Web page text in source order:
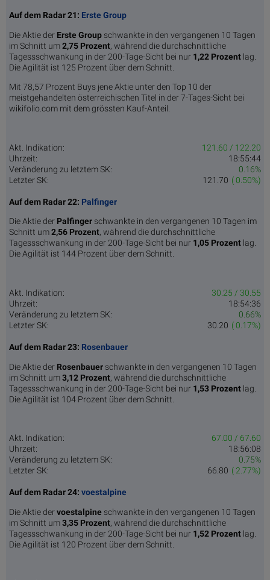
Auf dem Radar 21: Erste Group
Die Aktie der Erste Group schwankte in den vergangenen 10 Tagen
im Schnitt um2,75 Pro­zent, während die durchschnittliche
Tagessschwankung in der 200-Tage-Sicht bei nur 1,22 Prozent lag.
Die Agilität ist 125 Prozent über dem Schnitt.
Mit 78,57 Prozent Buys jene Aktie unter den Top 10 der
meistgehandelten österreichischen Titel in der 7-Tages-Sicht bei
wikifolio.com mit dem grössten Kauf-Anteil.
Akt. Indikation:
121.60 / 122.20
Uhrzeit:
18:55:44
Veränderung zu letztem SK:
0.16%
Letzter SK:
( 0.50%)
121.70
Auf dem Radar 22: Palfinger
Die Aktie der Palfinger schwankte in den vergangenen 10 Tagen im
Schnitt um2,56 Pro­zent, während die durchschnittliche
Tagessschwankung in der 200-Tage-Sicht bei nur 1,05 Prozent lag.
Die Agilität ist 144 Prozent über dem Schnitt.
Akt. Indikation:
30.25 / 30.55
Uhrzeit:
18:54:36
Veränderung zu letztem SK:
0.66%
Letzter SK:
( 0.17%)
30.20
Auf dem Radar 23: Rosenbauer
Die Aktie der Rosenbauer schwankte in den vergangenen 10 Tagen
im Schnitt um3,12 Pro­zent, während die durchschnittliche
Tagessschwankung in der 200-Tage-Sicht bei nur 1,53 Prozent lag.
Die Agilität ist 104 Prozent über dem Schnitt.
Akt. Indikation:
67.00 / 67.60
Uhrzeit:
18:56:08
Veränderung zu letztem SK:
0.75%
Letzter SK:
( 2.77%)
66.80
Auf dem Radar 24: voestalpine
Die Aktie dervoestalpine schwankte in den vergangenen 10 Tagen
im Schnitt um3,35 Pro­zent, während die durchschnittliche
Tagessschwankung in der 200-Tage-Sicht bei nur 1,52 Prozent lag.
Die Agilität ist 120 Prozent über dem Schnitt.